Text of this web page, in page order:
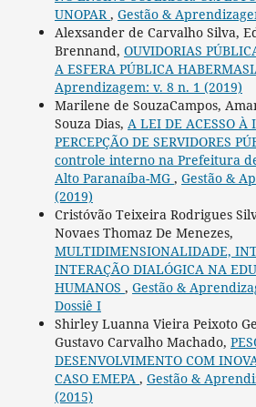
UNOPAR, Gestão &
Alexsander de Carvalho Silva,
Brennand, OUVIDORIAS
A ESFERA PÚBLICA
Aprendizagem: v. 8 n. 1 (2019)
Marilene de SouzaCampos,
Souza Dias, A LEI DE ACESSO À
PERCEPÇÃO DE SERVIDORES
controle interno na Prefeitura
Alto Paranaíba-MG , Gestão &
(2019)
Cristóvão Teixeira Rodrigues
Novaes Thomaz De Menezes,
MULTIDIMENSIONALIDADE,
INTERAÇÃO DIALÓGICA NA
HUMANOS , Gestão &
Dossiê I
Shirley Luanna Vieira Peixoto
Gustavo Carvalho Machado,
DESENVOLVIMENTO COM
CASO EMEPA , Gestão &
(2015)